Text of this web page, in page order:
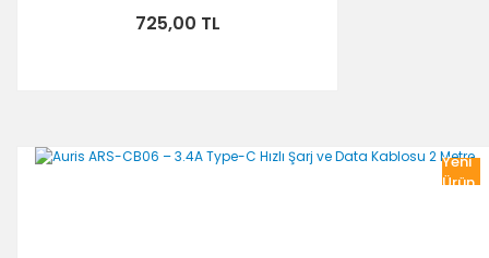
725,00 TL
Yeni
Ürün